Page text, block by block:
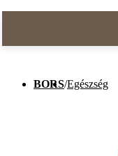
BORS/Egészség